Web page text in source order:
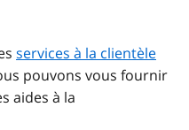
services à la clientèle
pouvons vous fournir
aides à la